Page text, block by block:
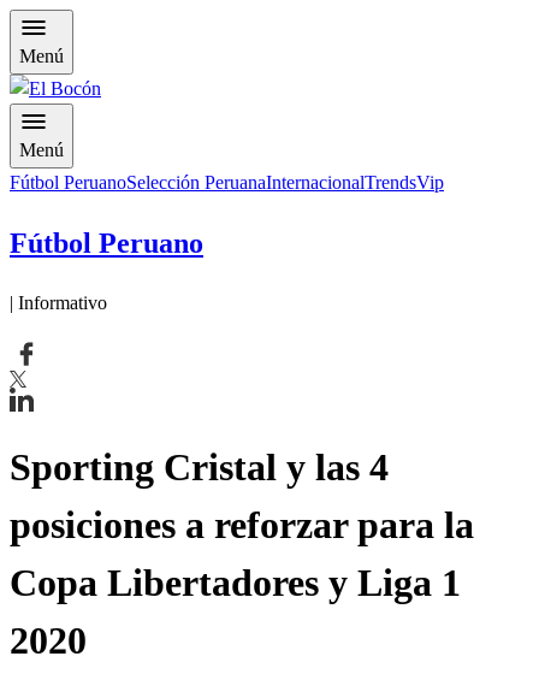
Menú
Menú
Fútbol PeruanoSelección PeruanaInternacionalTrendsVip
Fútbol Peruano
| Informativo
Sporting Cristal y las 4
posiciones a reforzar para la
Copa Libertadores y Liga 1
2020